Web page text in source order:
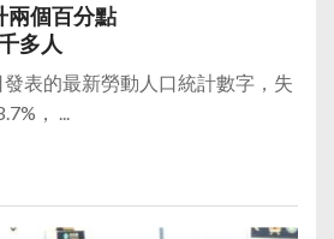
兩個百分點
多人
表的最新勞動人口統計數字，失
， ...